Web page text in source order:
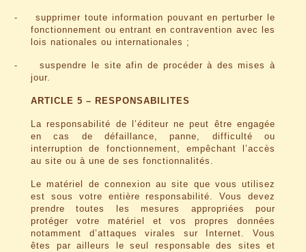
-
supprimer toute information pouvant en perturber le
fonctionnement ou entrant en contravention avec les
lois nationales ou internationales ;
-
suspendre le site afin de procéder à des mises à
jour.
ARTICLE 5 – RESPONSABILITES
La responsabilité de l’éditeur ne peut être engagée
en cas de défaillance, panne, difficulté ou
interruption de fonctionnement, empêchant l’accès
au site ou à une de ses fonctionnalités.
Le matériel de connexion au site que vous utilisez
est sous votre entière responsabilité. Vous devez
prendre toutes les mesures appropriées pour
protéger votre matériel et vos propres données
notamment d’attaques virales sur Internet. Vous
êtes par ailleurs le seul responsable des sites et